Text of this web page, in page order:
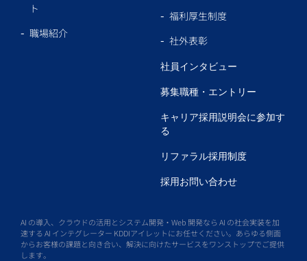
ト
職場紹介
福利厚生制度
社外表彰
社員インタビュー
募集職種・エントリー
キャリア採用説明会に参加す
る
リファラル採用制度
採用お問い合わせ
AI の導入、クラウドの活用とシステム開発・Web 開発なら AI の社会実装を加
速する AI インテグレーター KDDIアイレットにお任せください。あらゆる側面
からお客様の課題と向き合い、解決に向けたサービスをワンストップでご提供
します。